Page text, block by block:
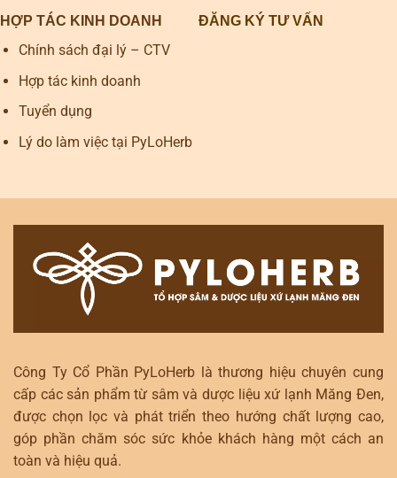
HỢP TÁC KINH DOANH
Chính sách đại lý – CTV
Hợp tác kinh doanh
Tuyển dụng
Lý do làm việc tại PyLoHerb
ĐĂNG KÝ TƯ VẤN
Công Ty Cổ Phần PyLoHerb là thương hiệu chuyên cung
cấp các sản phẩm từ sâm và dược liệu xứ lạnh Măng Đen,
được chọn lọc và phát triển theo hướng chất lượng cao,
góp phần chăm sóc sức khỏe khách hàng một cách an
toàn và hiệu quả.